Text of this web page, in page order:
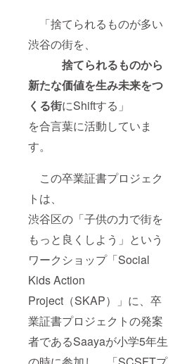
「捨てられるものが多い
渋谷の街を、
捨てられるものから
新たな価値を生み未来をつ
くる街にShiftする」
を合言葉に活動していま
す。
この卒業証書プロジェク
トは、
渋谷区の「子供の力で街を
もっと良くしよう」という
ワークショップ「Social
Kids Action
Project（SKAP）」に、卒
業証書プロジェクトの発案
者であるSaayaが小学5年生